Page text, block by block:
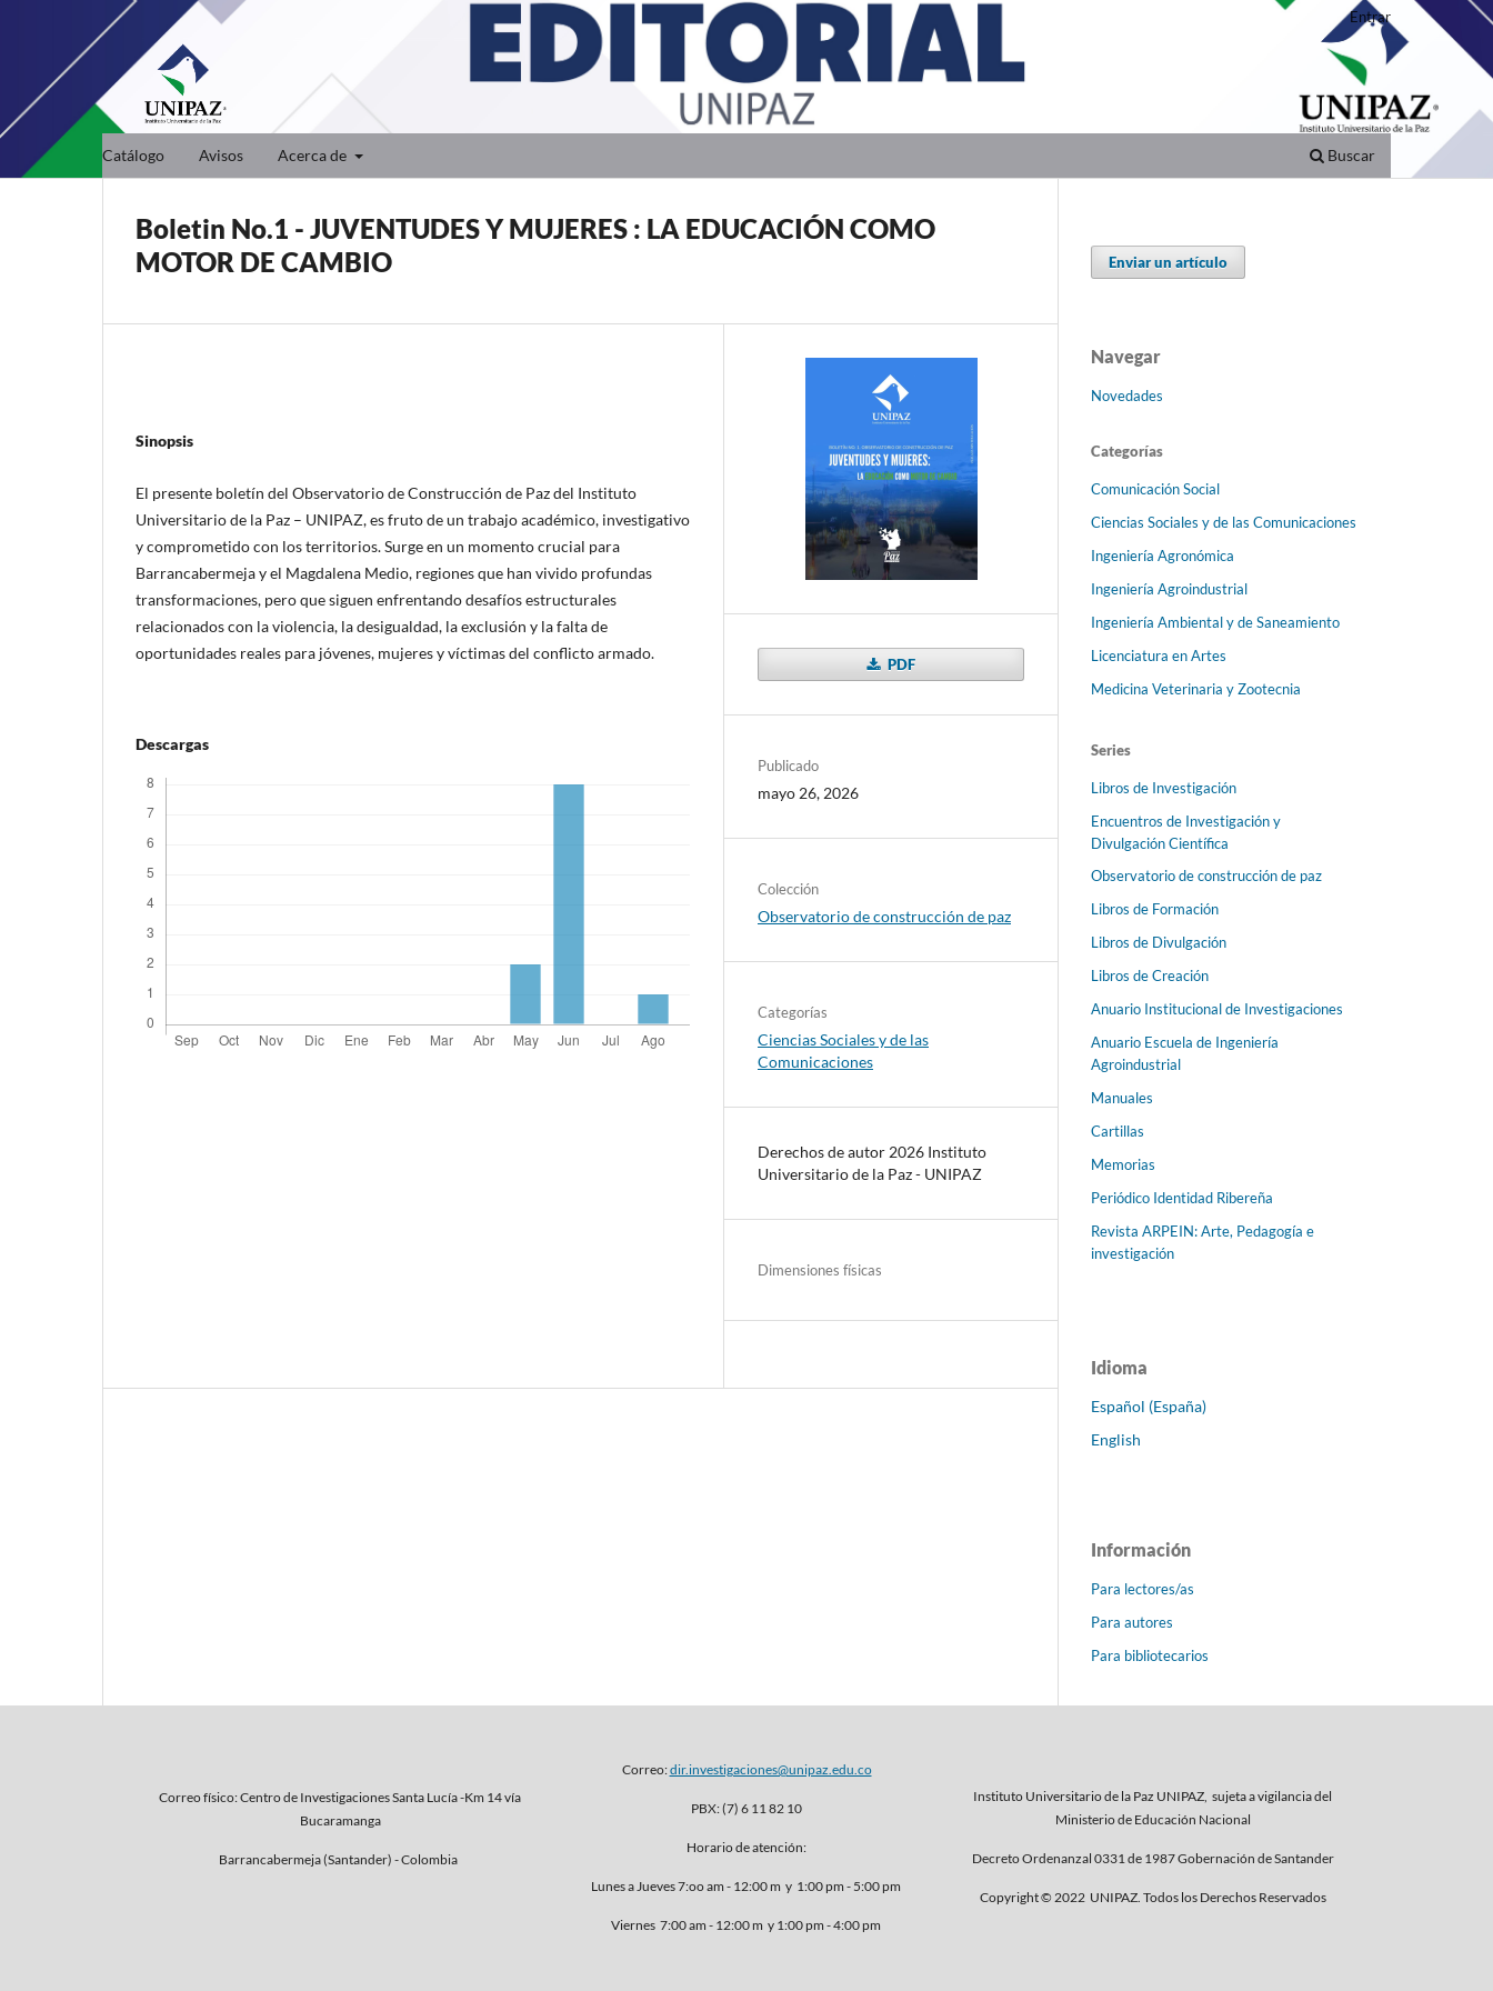
Catálogo Avisos Acerca de Buscar
Entrar
Boletin No.1 - JUVENTUDES Y MUJERES : LA EDUCACIÓN COMO
MOTOR DE CAMBIO
Sinopsis
El presente boletín del Observatorio de Construcción de Paz del Instituto
Universitario de la Paz – UNIPAZ, es fruto de un trabajo académico, investigativo
y comprometido con los territorios. Surge en un momento crucial para
Barrancabermeja y el Magdalena Medio, regiones que han vivido profundas
transformaciones, pero que siguen enfrentando desafíos estructurales
relacionados con la violencia, la desigualdad, la exclusión y la falta de
oportunidades reales para jóvenes, mujeres y víctimas del conflicto armado.
Descargas
PDF
Publicado
mayo 26, 2026
Colección
Observatorio de construcción de paz
Categorías
Ciencias Sociales y de las
Comunicaciones
Derechos de autor 2026 Instituto
Universitario de la Paz - UNIPAZ
Dimensiones físicas
Enviar un artículo
Navegar
Novedades
Categorías
Comunicación Social
Ciencias Sociales y de las Comunicaciones
Ingeniería Agronómica
Ingeniería Agroindustrial
Ingeniería Ambiental y de Saneamiento
Licenciatura en Artes
Medicina Veterinaria y Zootecnia
Series
Libros de Investigación
Encuentros de Investigación y
Divulgación Científica
Observatorio de construcción de paz
Libros de Formación
Libros de Divulgación
Libros de Creación
Anuario Institucional de Investigaciones
Anuario Escuela de Ingeniería
Agroindustrial
Manuales
Cartillas
Memorias
Periódico Identidad Ribereña
Revista ARPEIN: Arte, Pedagogía e
investigación
Idioma
Español (España)
English
Información
Para lectores/as
Para autores
Para bibliotecarios
Correo físico: Centro de Investigaciones Santa Lucía -Km 14 vía
Bucaramanga
Barrancabermeja (Santander) - Colombia
Correo:dir.investigaciones@unipaz.edu.co
PBX: (7) 6 11 82 10
Horario de atención:
Lunes a Jueves 7:oo am - 12:00 m y 1:00 pm - 5:00 pm
Viernes 7:00 am - 12:00 m y 1:00 pm - 4:00 pm
Instituto Universitario de la Paz UNIPAZ, sujeta a vigilancia del
Ministerio de Educación Nacional
Decreto Ordenanzal 0331 de 1987 Gobernación de Santander
Copyright © 2022 UNIPAZ. Todos los Derechos Reservados